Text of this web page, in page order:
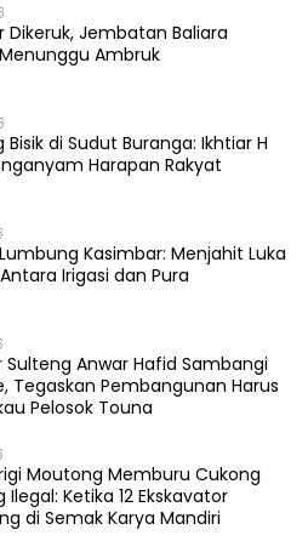
Dikeruk, Jembatan Baliara
Ambruk
Bisik di Sudut Buranga: Ikhtiar H
Harapan Rakyat
Kasimbar: Menjahit Luka
Irigasi dan Pura
Sulteng Anwar Hafid Sambangi
Tegaskan Pembangunan Harus
Pelosok Touna
Moutong Memburu Cukong
Ketika 12 Ekskavator
di Semak Karya Mandiri